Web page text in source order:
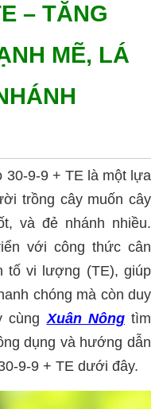
– TĂNG
MẼ, LÁ
30-9-9 + TE là một lựa
trồng cây muốn cây
và đẻ nhánh nhiều.
với công thức cân
tố vi lượng (TE), giúp
chóng mà còn duy
cùngXuân Nôngtìm
dụng và hướng dẫn
9-9 + TE dưới đây.